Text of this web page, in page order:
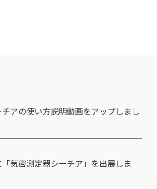
アの使い方説明動画をアップしまし
気密測定器シーチア」を出展しま